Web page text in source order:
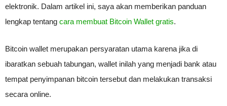
elektronik. Dalam artikel ini, saya akan memberikan panduan
lengkap tentang cara membuat Bitcoin Wallet gratis.
Bitcoin wallet merupakan persyaratan utama karena jika di
ibaratkan sebuah tabungan, wallet inilah yang menjadi bank atau
tempat penyimpanan bitcoin tersebut dan melakukan transaksi
secara online.